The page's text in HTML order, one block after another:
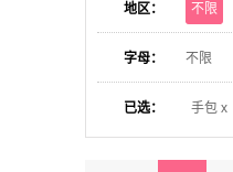
地区： 不限
字母： 不限
已选： 手包 x